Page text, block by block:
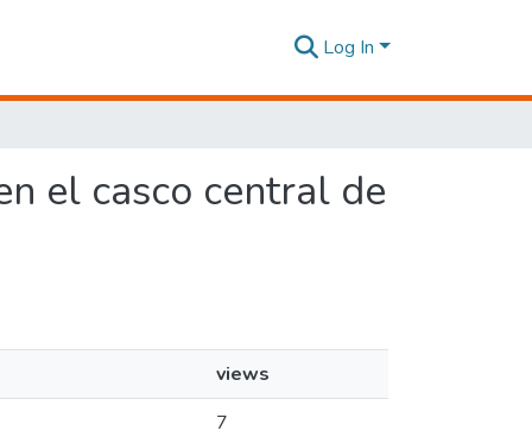
Log In
el casco central de
views
7